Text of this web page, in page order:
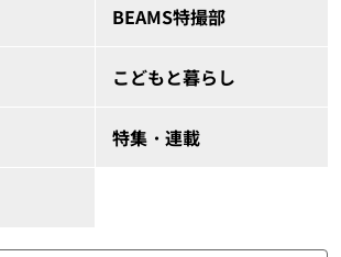
BEAMS特撮部
こどもと暮らし
特集・連載